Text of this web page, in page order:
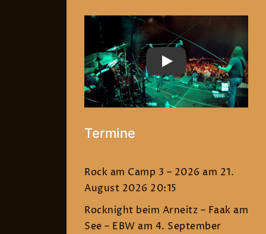
PLAY
Termine
Rock am Camp 3 – 2026 am 21.
August 2026 20:15
Rocknight beim Arneitz – Faak am
See – EBW am 4. September